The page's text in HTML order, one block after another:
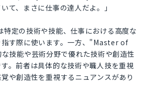
て、まさに仕事の達人だよ。」
定の技術や技能、仕事における高度な
す際に使います。一方、"Master of
技能や芸術分野で優れた技術や創造性
。前者は具体的な技術や職人技を重視
や創造性を重視するニュアンスがあり